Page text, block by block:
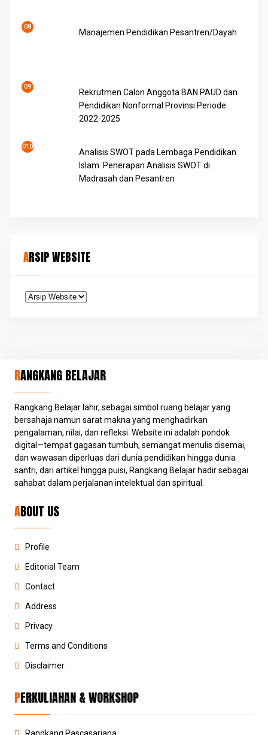
Manajemen Pendidikan Pesantren/Dayah
Rekrutmen Calon Anggota BAN PAUD dan
Pendidikan Nonformal Provinsi Periode
2022-2025
Analisis SWOT pada Lembaga Pendidikan
Islam: Penerapan Analisis SWOT di
Madrasah dan Pesantren
ARSIP WEBSITE
RANGKANG BELAJAR
Rangkang Belajar lahir, sebagai simbol ruang belajar yang
bersahaja namun sarat makna yang menghadirkan
pengalaman, nilai, dan refleksi. Website ini adalah pondok
digital—tempat gagasan tumbuh, semangat menulis disemai,
dan wawasan diperluas dari dunia pendidikan hingga dunia
santri, dari artikel hingga puisi, Rangkang Belajar hadir sebagai
sahabat dalam perjalanan intelektual dan spiritual.
ABOUT US
Profile
Editorial Team
Contact
Address
Privacy
Terms and Conditions
Disclaimer
PERKULIAHAN & WORKSHOP
Rangkang Pascasarjana